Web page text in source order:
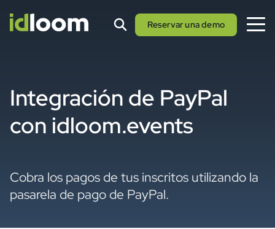
Reservar una demo
Integración de PayPal
con idloom.events
Cobra los pagos de tus inscritos utilizando la
pasarela de pago de PayPal.